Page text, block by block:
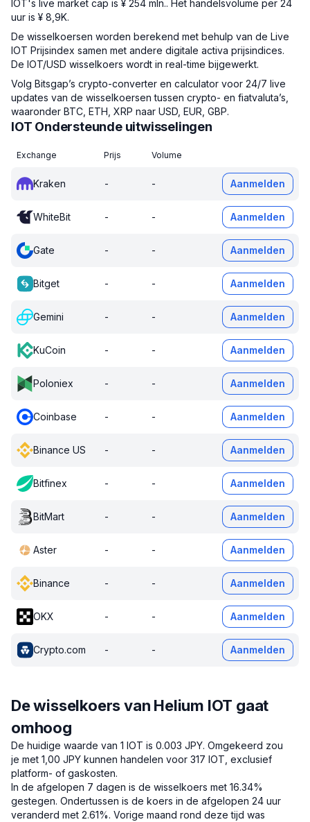
IOT's live market cap is ¥ 254 mln.. Het handelsvolume per 24
uur is ¥ 8,9K.
De wisselkoersen worden berekend met behulp van de Live
IOT Prijsindex samen met andere digitale activa prijsindices.
De IOT/USD wisselkoers wordt in real-time bijgewerkt.
Volg Bitsgap’s crypto-converter en calculator voor 24/7 live
updates van de wisselkoersen tussen crypto- en fiatvaluta’s,
waaronder BTC, ETH, XRP naar USD, EUR, GBP.
IOT Ondersteunde uitwisselingen
Exchange Prijs Volume
Kraken - - Aanmelden
WhiteBit - - Aanmelden
Gate - - Aanmelden
Bitget - - Aanmelden
Gemini - - Aanmelden
KuCoin - - Aanmelden
Poloniex - - Aanmelden
Coinbase - - Aanmelden
Binance US - - Aanmelden
Bitfinex - - Aanmelden
BitMart - - Aanmelden
Aster - - Aanmelden
Binance - - Aanmelden
OKX - - Aanmelden
Crypto.com - - Aanmelden
De wisselkoers van Helium IOT gaat
omhoog
De huidige waarde van 1 IOT is 0.003 JPY. Omgekeerd zou
je met 1,00 JPY kunnen handelen voor 317 IOT, exclusief
platform- of gaskosten.
In de afgelopen 7 dagen is de wisselkoers met 16.34%
gestegen. Ondertussen is de koers in de afgelopen 24 uur
veranderd met 2.61%. Vorige maand rond deze tijd was